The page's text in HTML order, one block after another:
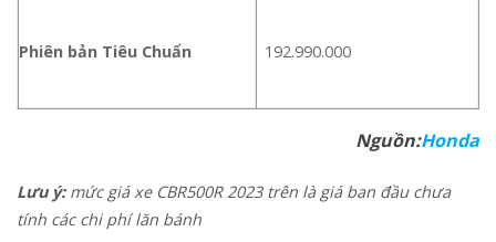
Phiên bản Tiêu Chuẩn 192.990.000
Nguồn:Honda
Lưu ý:mức giá xe CBR500R 2023 trên là giá ban đầu chưa
tính các chi phí lăn bánh